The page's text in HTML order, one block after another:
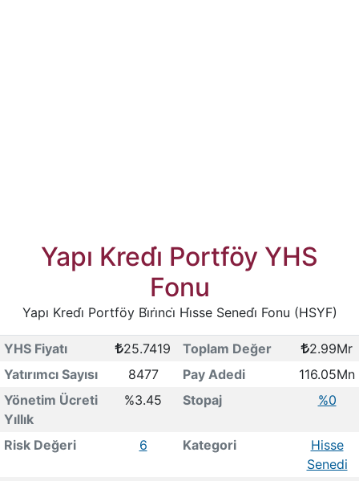
Yapı Kredi̇ Portföy YHS
Fonu
Yapı Kredi̇ Portföy Bi̇ri̇nci̇ Hi̇sse Senedi̇ Fonu (HSYF)
YHS Fiyatı 25.7419 Toplam Değer
2.99Mr
Yatırımcı Sayısı
8477 Pay Adedi
116.05Mn
Yönetim Ücreti
Yıllık
%3.45 Stopaj %0
Risk Değeri 6 Kategori
Hisse
Senedi